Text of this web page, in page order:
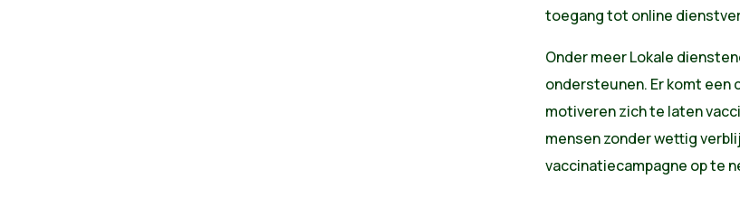
toegang tot online
Onder meer Lokale
ondersteunen. Er komt een
motiveren zich te laten
mensen zonder wettig
vaccinatiecampagne op te